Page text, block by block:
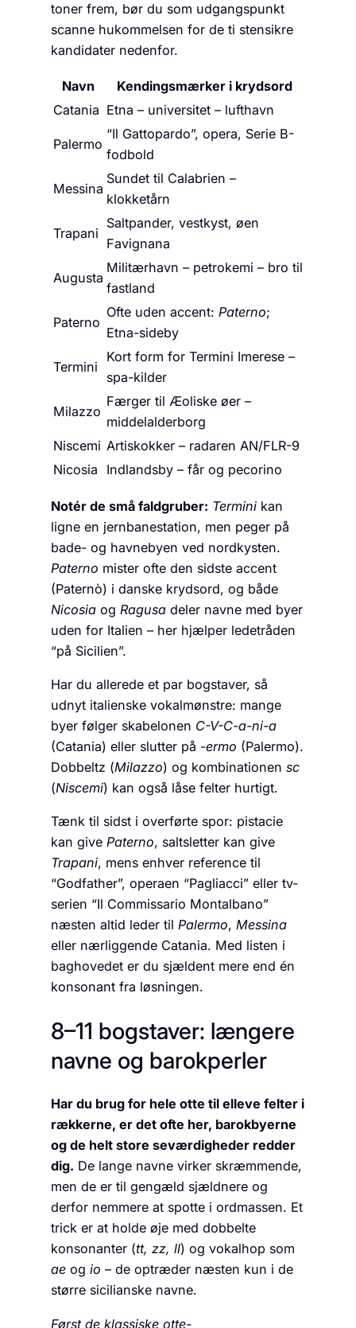
toner frem, bør du som udgangspunkt
scanne hukommelsen for de ti stensikre
kandidater nedenfor.
Navn
Kendings­mærker i krydsord
Catania Etna – universitet – lufthavn
Palermo
“Il Gatto­pardo”, opera, Serie B-
fodbold
Messina
Sundet til Calabrien –
klokketårn
Trapani
Salt­pander, vestkyst, øen
Favignana
Augusta
Militær­havn – petro­kemi – bro til
fastland
Paterno
Ofte uden accent: Paterno;
Etna-sideby
Termini
Kort form for Termini Imerese –
spa-kilder
Milazzo
Færger til Æoliske øer –
middelalderborg
Niscemi Artiskokker – radaren AN/FLR-9
Nicosia
Indlandsby – får og pecorino
Notér de små faldgruber: Termini kan
ligne en jernbanestation, men peger på
bade- og havnebyen ved nordkysten.
Paterno mister ofte den sidste accent
(Paternò) i danske krydsord, og både
Nicosia og Ragusa deler navne med byer
uden for Italien – her hjælper ledetråden
“på Sicilien”.
Har du allerede et par bogstaver, så
udnyt italienske vokalmønstre: mange
byer følger skabelonen C-V-C-a-ni-a
(Catania) eller slutter på -ermo (Palermo).
Dobbeltz (Milazzo) og kombinationen sc
(Niscemi) kan også låse felter hurtigt.
Tænk til sidst i overførte spor: pistacie
kan give Paterno, saltsletter kan give
Trapani, mens enhver reference til
“Godfather”, operaen “Pagliacci” eller tv-
serien “Il Commissario Montalbano”
næsten altid leder til Palermo, Messina
eller nærliggende Catania. Med listen i
baghovedet er du sjældent mere end én
konsonant fra løsningen.
8–11 bogstaver: længere
navne og barokperler
Har du brug for hele otte til elleve felter i
rækkerne, er det ofte her, barokbyerne
og de helt store seværdigheder redder
dig. De lange navne virker skræmmende,
men de er til gengæld sjældnere og
derfor nemmere at spotte i ordmassen. Et
trick er at holde øje med dobbelte
konsonanter (tt, zz, ll) og vokalhop som
ae og io – de optræder næsten kun i de
større sicilianske navne.
Først de klassiske otte-